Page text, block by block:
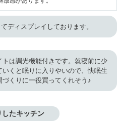
ディスプレイしております。
トは調光機能付きです。就寝前に少
いくと眠りに入りやいので、快眠生
くりに一役買ってくれそう♪
したキッチン